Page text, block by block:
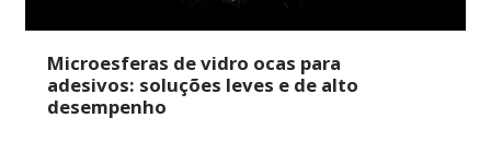
Microesferas de vidro ocas para
adesivos: soluções leves e de alto
desempenho